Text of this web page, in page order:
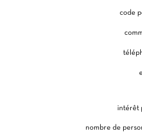
code
intérêt
nombre de